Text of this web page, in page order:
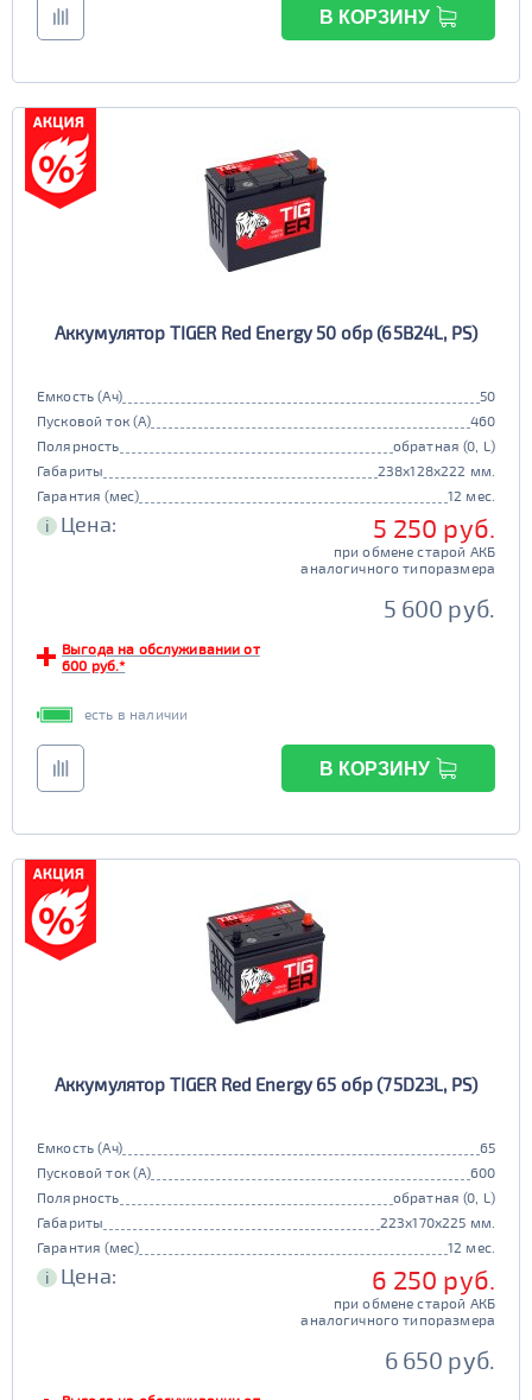
В КОРЗИНУ
Аккумулятор TIGER Red Energy 50 обр (65B24L, PS)
Емкость (Ач)
50
Пусковой ток (А)
460
Полярность
обратная (0, L)
Габариты
238x128x222 мм.
Гарантия (мес)
12 мес.
i Цена: 5 250 руб.
при обмене старой АКБ
аналогичного типоразмера
5 600 руб.
Выгода на обслуживании от
600 руб.*
есть в наличии
В КОРЗИНУ
Аккумулятор TIGER Red Energy 65 обр (75D23L, PS)
Емкость (Ач)
65
Пусковой ток (А)
600
Полярность
обратная (0, L)
Габариты
223x170x225 мм.
Гарантия (мес)
12 мес.
i Цена: 6 250 руб.
при обмене старой АКБ
аналогичного типоразмера
6 650 руб.